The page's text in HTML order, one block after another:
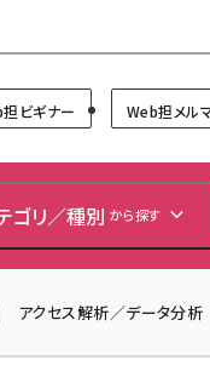
ビギナー Web担メル
ゴリ／種別 から探す
アクセス解析／データ分析
者アンケートにご協力
ケートページはこち